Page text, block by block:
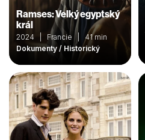
Ramses: Velký egyptský
král
2024 | Francie | 41 min
Dokumenty / Historický